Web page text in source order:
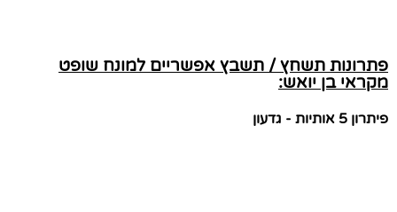
פתרונות תשחץ / תשבץ אפשריים למונח שופט
מקראי בן יואש:
פיתרון 5 אותיות - גדעון